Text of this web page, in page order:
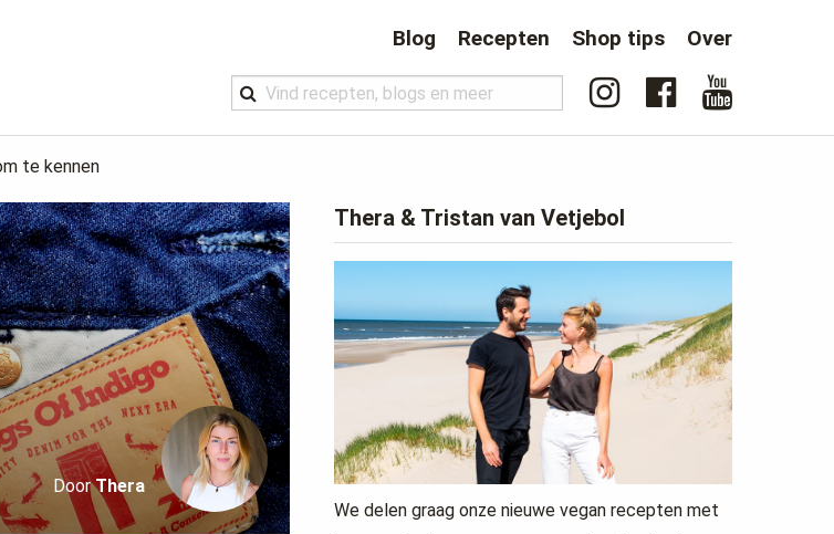
Blog Recepten Shop tips Over
te kennen
DoorThera
Thera & Tristan van Vetjebol
We delen graag onze nieuwe vegan recepten met